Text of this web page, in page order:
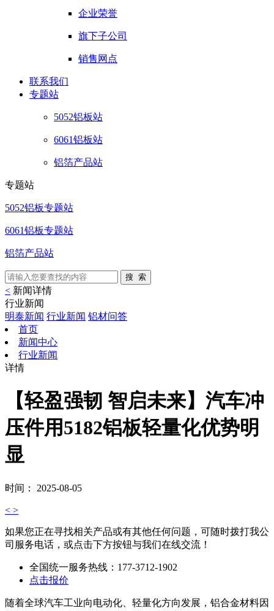
企业荣誉
旗下子公司
销售网点
联系我们
专题站
5052铝板站
6061铝板站
铝箔产品站
专题站
5052铝板专题站
6061铝板专题站
铝箔产品站
< 新闻详情
行业新闻
明泰新闻 行业新闻 铝材问答
首页
新闻中心
行业新闻
详情
【轻盈强韧 智启未来】汽车冲
压件用5182铝板轻量化优势明
显
时间： 2025-08-05
< >
如果您正在寻找相关产品或有其他任何问题，可随时拨打我公
司服务电话，或点击下方按钮与我们在线交流！
全国统一服务热线： 177-3712-1902
点击报价
随着全球汽车工业向电动化、轻量化方向发展，铝合金材料因